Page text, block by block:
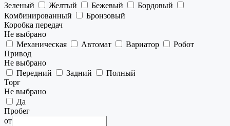
Зеленый
Желтый Бежевый
Бордовый
Комбинированный
Бронзовый
Коробка передач
Не выбрано
Механическая
Автомат Вариатор
Робот
Привод
Не выбрано
Передний
Задний
Полный
Торг
Не выбрано
Да
Пробег
от